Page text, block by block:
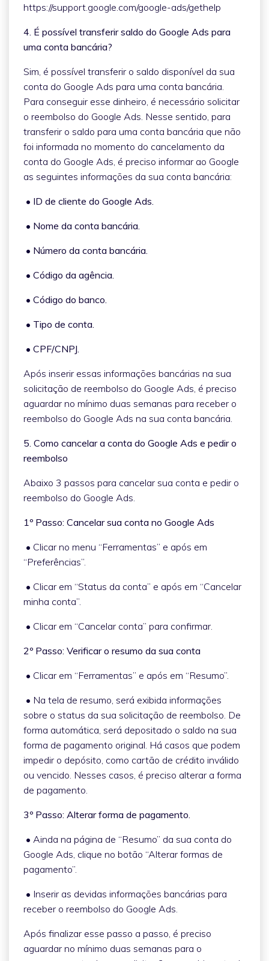
https://support.google.com/google-ads/gethelp
4. É possível transferir saldo do Google Ads para
uma conta bancária?
Sim, é possível transferir o saldo disponível da sua
conta do Google Ads para uma conta bancária.
Para conseguir esse dinheiro, é necessário solicitar
o reembolso do Google Ads. Nesse sentido, para
transferir o saldo para uma conta bancária que não
foi informada no momento do cancelamento da
conta do Google Ads, é preciso informar ao Google
as seguintes informações da sua conta bancária:
• ID de cliente do Google Ads.
• Nome da conta bancária.
• Número da conta bancária.
• Código da agência.
• Código do banco.
• Tipo de conta.
• CPF/CNPJ.
Após inserir essas informações bancárias na sua
solicitação de reembolso do Google Ads, é preciso
aguardar no mínimo duas semanas para receber o
reembolso do Google Ads na sua conta bancária.
5. Como cancelar a conta do Google Ads e pedir o
reembolso
Abaixo 3 passos para cancelar sua conta e pedir o
reembolso do Google Ads.
1º Passo: Cancelar sua conta no Google Ads
• Clicar no menu “Ferramentas” e após em
“Preferências”.
• Clicar em “Status da conta” e após em “Cancelar
minha conta”.
• Clicar em “Cancelar conta” para confirmar.
2º Passo: Verificar o resumo da sua conta
• Clicar em “Ferramentas” e após em “Resumo”.
• Na tela de resumo, será exibida informações
sobre o status da sua solicitação de reembolso. De
forma automática, será depositado o saldo na sua
forma de pagamento original. Há casos que podem
impedir o depósito, como cartão de crédito inválido
ou vencido. Nesses casos, é preciso alterar a forma
de pagamento.
3º Passo: Alterar forma de pagamento.
• Ainda na página de “Resumo” da sua conta do
Google Ads, clique no botão “Alterar formas de
pagamento”.
• Inserir as devidas informações bancárias para
receber o reembolso do Google Ads.
Após finalizar esse passo a passo, é preciso
aguardar no mínimo duas semanas para o